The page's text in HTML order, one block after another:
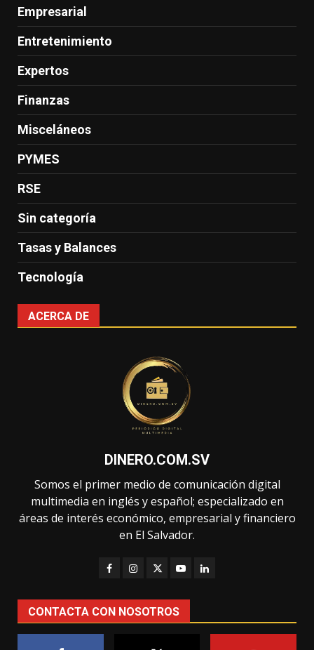
Empresarial
Entretenimiento
Expertos
Finanzas
Misceláneos
PYMES
RSE
Sin categoría
Tasas y Balances
Tecnología
ACERCA DE
DINERO.COM.SV
Somos el primer medio de comunicación digital
multimedia en inglés y español; especializado en
áreas de interés económico, empresarial y financiero
en El Salvador.
CONTACTA CON NOSOTROS